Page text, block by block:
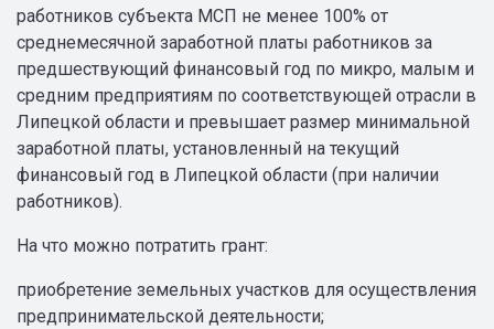
работников субъекта МСП не менее 100% от
среднемесячной заработной платы работников за
предшествующий финансовый год по микро, малым и
средним предприятиям по соответствующей отрасли в
Липецкой области и превышает размер минимальной
заработной платы, установленный на текущий
финансовый год в Липецкой области (при наличии
работников).
На что можно потратить грант:
приобретение земельных участков для осуществления
предпринимательской деятельности;